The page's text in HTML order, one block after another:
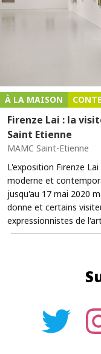
À LA MAISON
Firenze Lai : la
Saint Etienne
MAMC Saint-Etienne
L'exposition Firenze
moderne et
jusqu'au 17 mai 2020
donne et certains
expressionnistes de